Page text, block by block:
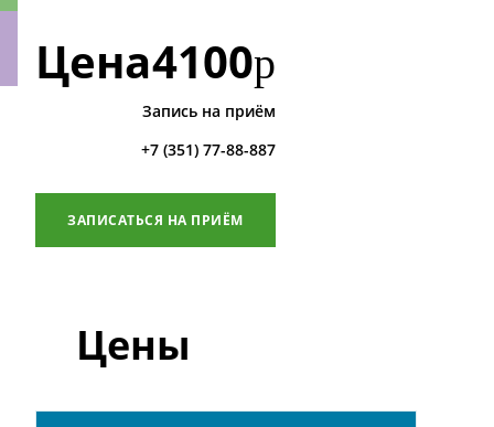
Цена4100р
Запись на приём
+7 (351) 77-88-887
ЗАПИСАТЬСЯ НА ПРИЁМ
Цены